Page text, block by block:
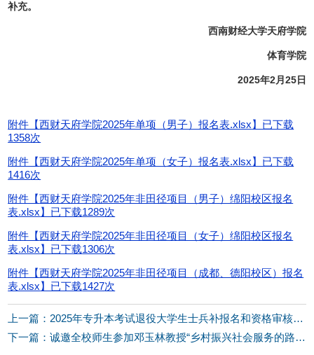
补充。
西南财经大学天府学院
体育学院
2025年2月 25日
附件【西财天府学院2025年单项（男子）报名表.xlsx】已下载
1358次
附件【西财天府学院2025年单项（女子）报名表.xlsx】已下载
1416次
附件【西财天府学院2025年非田径项目（男子）绵阳校区报名
表.xlsx】已下载1289次
附件【西财天府学院2025年非田径项目（女子）绵阳校区报名
表.xlsx】已下载1306次
附件【西财天府学院2025年非田径项目（成都、德阳校区）报名
表.xlsx】已下载1427次
上一篇：2025年专升本考试退役大学生士兵补报名和资格审核的通知
下一篇：诚邀全校师生参加邓玉林教授“乡村振兴社会服务的路径和方法”讲座